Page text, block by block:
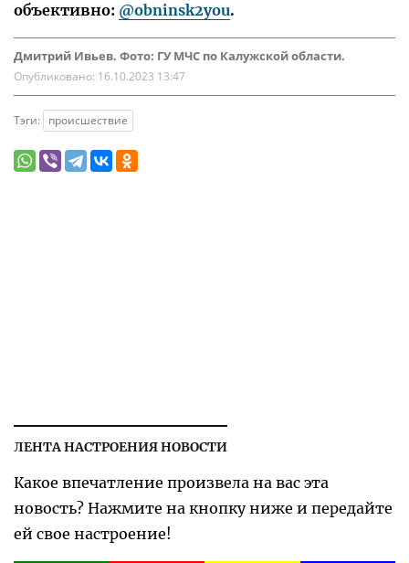
объективно: @obninsk2you.
Дмитрий Ивьев. Фото: ГУ МЧС по Калужской области.
Опубликовано: 16.10.2023 13:47
Тэги: происшествие
ЛЕНТА НАСТРОЕНИЯ НОВОСТИ
Какое впечатление произвела на вас эта
новость? Нажмите на кнопку ниже и передайте
ей свое настроение!